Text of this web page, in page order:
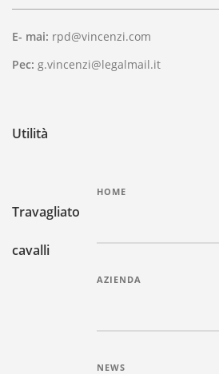
E- mai: rpd@vincenzi.com
Pec: g.vincenzi@legalmail.it
Utilità
HOME
AZIENDA
NEWS
Travagliato
cavalli